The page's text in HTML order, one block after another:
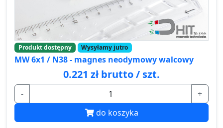
Produkt dostępny Wysyłamy jutro
MW 6x1 / N38 - magnes neodymowy walcowy
0.221 zł brutto / szt.
-
+
do koszyka